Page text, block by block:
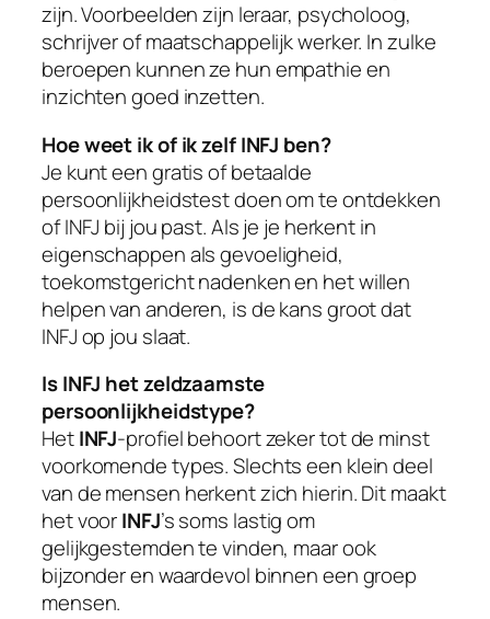
zijn. Voorbeelden zijn leraar, psycholoog,
schrijver of maatschappelijk werker. In zulke
beroepen kunnen ze hun empathie en
inzichten goed inzetten.
Hoe weet ik of ik zelf INFJ ben?
Je kunt een gratis of betaalde
persoonlijkheidstest doen om te ontdekken
of INFJ bij jou past. Als je je herkent in
eigenschappen als gevoeligheid,
toekomstgericht nadenken en het willen
helpen van anderen, is de kans groot dat
INFJ op jou slaat.
Is INFJ het zeldzaamste
persoonlijkheidstype?
HetINFJ-profiel behoort zeker tot de minst
voorkomende types. Slechts een klein deel
van de mensen herkent zich hierin. Dit maakt
het voorINFJ’s soms lastig om
gelijkgestemden te vinden, maar ook
bijzonder en waardevol binnen een groep
mensen.